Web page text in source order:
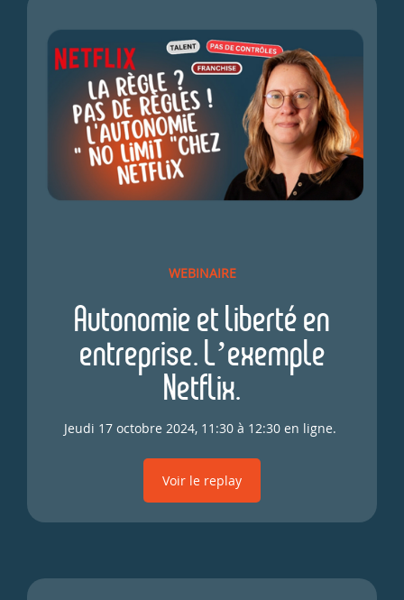
WEBINAIRE
Autonomie et liberté en
entreprise. L’exemple
Netflix.
Jeudi 17 octobre 2024, 11:30 à 12:30 en ligne.
Voir le replay